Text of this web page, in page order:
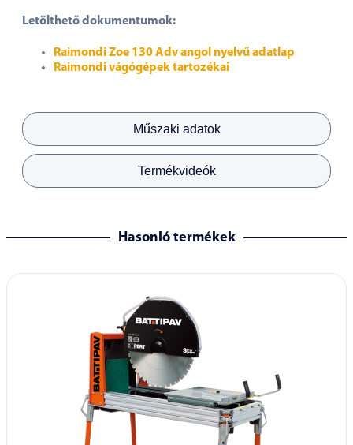
Műszaki adatok
Termékvideók
Letölthető dokumentumok:
Raimondi Zoe 130 Adv angol nyelvű adatlap
Raimondi vágógépek tartozékai
Hasonló termékek